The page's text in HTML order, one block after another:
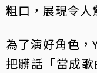
粗口，展現令人
為了演好角色，
把髒話「當成